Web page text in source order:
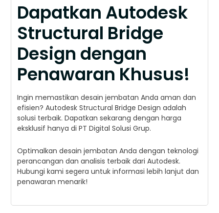
Dapatkan Autodesk
Structural Bridge
Design dengan
Penawaran Khusus!
Ingin memastikan desain jembatan Anda aman dan
efisien? Autodesk Structural Bridge Design adalah
solusi terbaik. Dapatkan sekarang dengan harga
eksklusif hanya di PT Digital Solusi Grup.
Optimalkan desain jembatan Anda dengan teknologi
perancangan dan analisis terbaik dari Autodesk.
Hubungi kami segera untuk informasi lebih lanjut dan
penawaran menarik!